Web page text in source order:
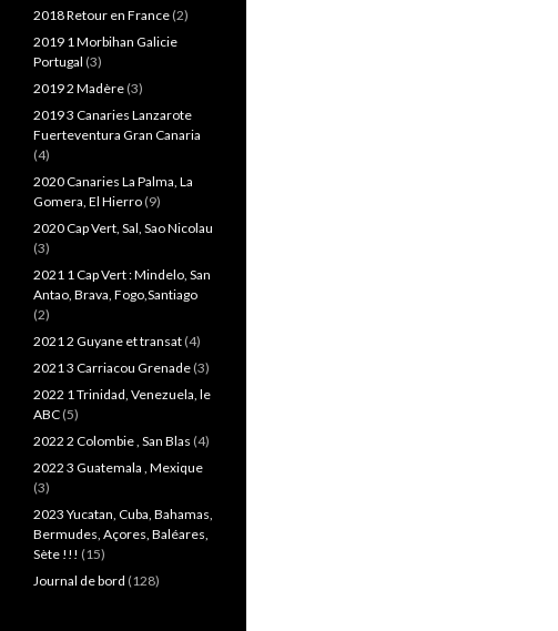
2018 Retour en France (2)
2019 1 Morbihan Galicie
Portugal (3)
2019 2 Madère (3)
2019 3 Canaries Lanzarote
Fuerteventura Gran Canaria
(4)
2020 Canaries La Palma, La
Gomera, El Hierro (9)
2020 Cap Vert, Sal, Sao Nicolau
(3)
2021 1 Cap Vert : Mindelo, San
Antao, Brava, Fogo,Santiago
(2)
2021 2 Guyane et transat (4)
2021 3 Carriacou Grenade (3)
2022 1 Trinidad, Venezuela, le
ABC (5)
2022 2 Colombie , San Blas (4)
2022 3 Guatemala , Mexique
(3)
2023 Yucatan, Cuba, Bahamas,
Bermudes, Açores, Baléares,
Sète !!! (15)
Journal de bord (128)